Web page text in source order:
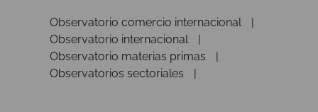
Observatorio comercio internacional
Observatorio internacional
Observatorio materias primas
Observatorios sectoriales